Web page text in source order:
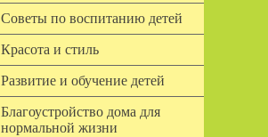
Советы по воспитанию детей
Красота и стиль
Развитие и обучение детей
Благоустройство дома для
нормальной жизни